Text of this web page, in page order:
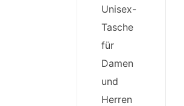
Unisex-
Tasche
für
Damen
und
Herren